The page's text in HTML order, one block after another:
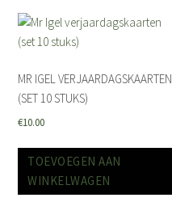
MR IGEL VERJAARDAGSKAARTEN
(SET 10 STUKS)
€10.00
TOEVOEGEN AAN
WINKELWAGEN